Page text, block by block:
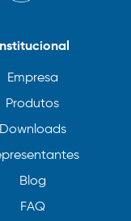
Empresa
Produtos
Downloads
Blog
FAQ